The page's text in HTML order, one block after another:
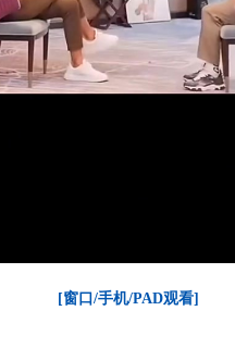
[窗口/手机/PAD观看]